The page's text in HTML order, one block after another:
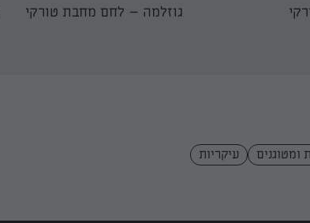
גוזלמה – לחם מחבת טורקי
ומטוגנים עיקריות